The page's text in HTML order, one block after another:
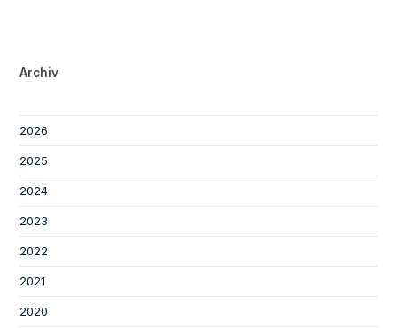
Archiv
2026
2025
2024
2023
2022
2021
2020